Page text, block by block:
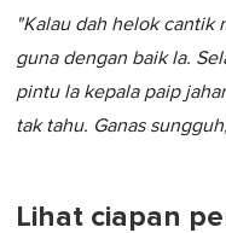
"Kalau dah helok cantik
guna dengan baik la.
pintu la kepala paip
tak tahu. Ganas
Lihat ciapan